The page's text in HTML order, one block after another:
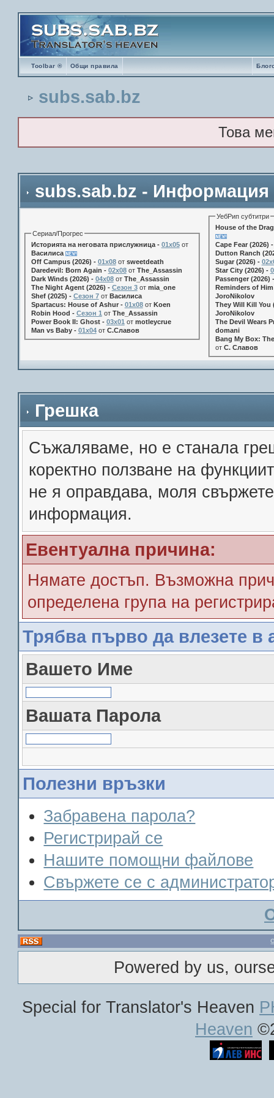
Toolbar ® Общи правила
subs.sab.bz
Това
subs.sab.bz - Информация
Сериал/Прогрес
Историята на неговата прислужница - 01х05от
Василиса
Off Campus (2026) - 01x08от sweetdeath
Daredevil: Born Again - 02x08от The_Assassin
Dark Winds (2026) - 04x08от The_Assassin
The Night Agent (2026) - Сезон 3от mia_one
Shef (2025) - Сезон 7от Василиса
Spartacus: House of Ashur - 01x08от Koen
Robin Hood - Сезон 1 от The_Assassin
Power Book II: Ghost - 03x01 от motleycrue
Man vs Baby - 01x04от С.Славов
УебРип субтитри
House of the
Cape Fear (2026)
Dutton Ranch
Sugar (2026) -
Star City (2026) -
Passenger (2026)
Reminders of
JoroNikolov
They Will Kill You
JoroNikolov
The Devil Wears
domani
Bang My Box:
от С. Славов
Грешка
Съжалявамe, но е станала
коректно ползване на
не я оправдава, моля
информация.
Евентуална причина:
Нямате достъп. Възможна
определена група на
Трябва първо да влезете в
Вашето Име
Вашата Парола
Полезни връзки
Забравена парола?
Регистрирай се
Нашите помощни файлове
Свържете се с
Powered by us,
Special for Translator's Heaven
Heaven